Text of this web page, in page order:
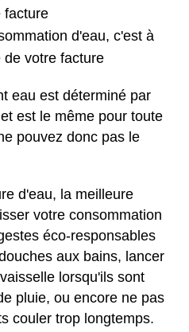
facture
d'eau, c'est à
votre facture
eau est déterminé par
est le même pour toute
pouvez donc pas le
d'eau, la meilleure
votre consommation
éco-responsables
aux bains, lancer
lorsqu'ils sont
pluie, ou encore ne pas
couler trop longtemps.